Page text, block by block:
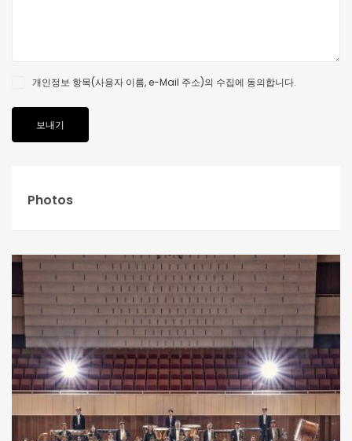
개인정보 항목(사용자 이름, e-Mail 주소)의 수집에 동의합니다.
Photos